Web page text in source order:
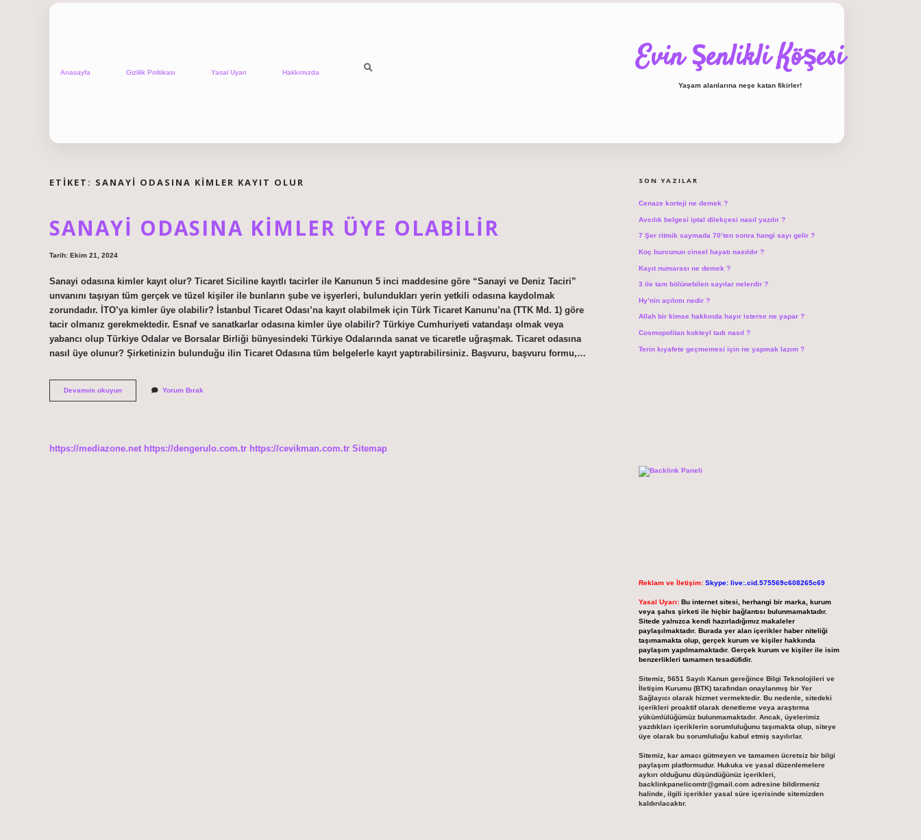
Anasayfa Gizlilik Politikası Yasal Uyarı Hakkımızda Evin Şenlikli Köşesi
Yaşam alanlarına neşe katan fikirler!
ETIKET: SANAYI ODASINA KIMLER KAYIT OLUR
SANAYI ODASINA KIMLER ÜYE OLABILIR
Tarih: Ekim 21, 2024
Sanayi odasına kimler kayıt olur? Ticaret Siciline kayıtlı tacirler ile Kanunun 5 inci maddesine göre “Sanayi ve Deniz Taciri”
unvanını taşıyan tüm gerçek ve tüzel kişiler ile bunların şube ve işyerleri, bulundukları yerin yetkili odasına kaydolmak
zorundadır. İTO’ya kimler üye olabilir? İstanbul Ticaret Odası’na kayıt olabilmek için Türk Ticaret Kanunu’na (TTK Md. 1) göre
tacir olmanız gerekmektedir. Esnaf ve sanatkarlar odasına kimler üye olabilir? Türkiye Cumhuriyeti vatandaşı olmak veya
yabancı olup Türkiye Odalar ve Borsalar Birliği bünyesindeki Türkiye Odalarında sanat ve ticaretle uğraşmak. Ticaret odasına
nasıl üye olunur? Şirketinizin bulunduğu ilin Ticaret Odasına tüm belgelerle kayıt yaptırabilirsiniz. Başvuru, başvuru formu,…
Devamını okuyunSanayi
Odasına
Yorum Bırak
https://mediazone.net https://dengerulo.com.tr https://cevikman.com.tr Sitemap
SON YAZILAR
Cenaze korteji ne demek ?
Avcılık belgesi iptal dilekçesi nasıl yazılır ?
7 Şer ritmik saymada 70’ten sonra hangi sayı gelir ?
Koç burcunun cinsel hayatı nasıldır ?
Kayıt numarası ne demek ?
3 ile tam bölünebilen sayılar nelerdir ?
Hy’nin açılımı nedir ?
Allah bir kimse hakkında hayır isterse ne yapar ?
Cosmopolitan kokteyl tadı nasıl ?
Terin kıyafete geçmemesi için ne yapmak lazım ?
Reklam ve İletişim: Skype: live:.cid.575569c608265c69
Yasal Uyarı: Bu internet sitesi, herhangi bir marka, kurum
veya şahıs şirketi ile hiçbir bağlantısı bulunmamaktadır.
Sitede yalnızca kendi hazırladığımız makaleler
paylaşılmaktadır. Burada yer alan içerikler haber niteliği
taşımamakta olup, gerçek kurum ve kişiler hakkında
paylaşım yapılmamaktadır. Gerçek kurum ve kişiler ile isim
benzerlikleri tamamen tesadüfidir.
Sitemiz, 5651 Sayılı Kanun gereğince Bilgi Teknolojileri ve
İletişim Kurumu (BTK) tarafından onaylanmış bir Yer
Sağlayıcı olarak hizmet vermektedir. Bu nedenle, sitedeki
içerikleri proaktif olarak denetleme veya araştırma
yükümlülüğümüz bulunmamaktadır. Ancak, üyelerimiz
yazdıkları içeriklerin sorumluluğunu taşımakta olup, siteye
üye olarak bu sorumluluğu kabul etmiş sayılırlar.
Sitemiz, kar amacı gütmeyen ve tamamen ücretsiz bir bilgi
paylaşım platformudur. Hukuka ve yasal düzenlemelere
aykırı olduğunu düşündüğünüz içerikleri,
backlinkpanelicomtr@gmail.comadresine bildirmeniz
halinde, ilgili içerikler yasal süre içerisinde sitemizden
kaldırılacaktır.